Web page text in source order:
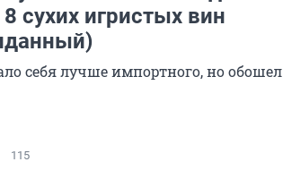
сухих игристых вин
себя лучше импортного, но обошел
115